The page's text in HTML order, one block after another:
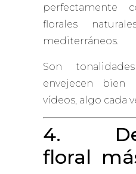
perfectamente
florales
mediterráneos.
Son
envejecen bien
vídeos, algo cada
4.
floral